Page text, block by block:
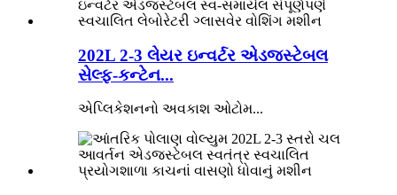
202L 2-3 લેયર ઇન્વર્ટર એડજસ્ટેબલ
સેલ્ફ-કન્ટેન...
એપ્લિકેશનનો અવકાશ ઓટોમ...